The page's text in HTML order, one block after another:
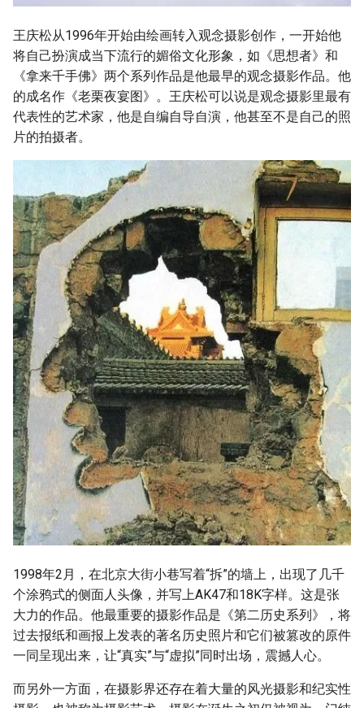
王庆松从1996年开始由绘画转入观念摄影创作，一开始他
将自己扮演成当下流行的媚俗文化形象，如《思想者》和
《拿来千手佛》两个系列作品是他最早的观念摄影作品。他
的成名作《老栗夜宴图》。王庆松可以说是观念摄影里最有
代表性的艺术家，他是自编自导自演，他甚至不是自己的照
片的拍摄者。
1998年2月，在北京大街小巷写着“拆”的墙上，出现了几千
个涂鸦式的侧面人头像，并写上AK47和18K字样。这是张
大力的作品。他最重要的摄影作品是《第二历史系列》，将
过去报纸和画报上发表的著名历史照片和它们被篡改的原件
一同呈现出来，让“真实”与“虚拟”同时出场，震撼人心。
而另外一方面，在摄影界还存在着大量的风光摄影和纪实性